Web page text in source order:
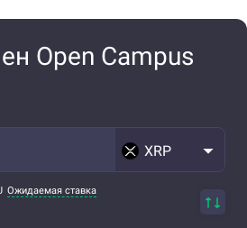
Open Campus
XRP
Ожидаемая ставка